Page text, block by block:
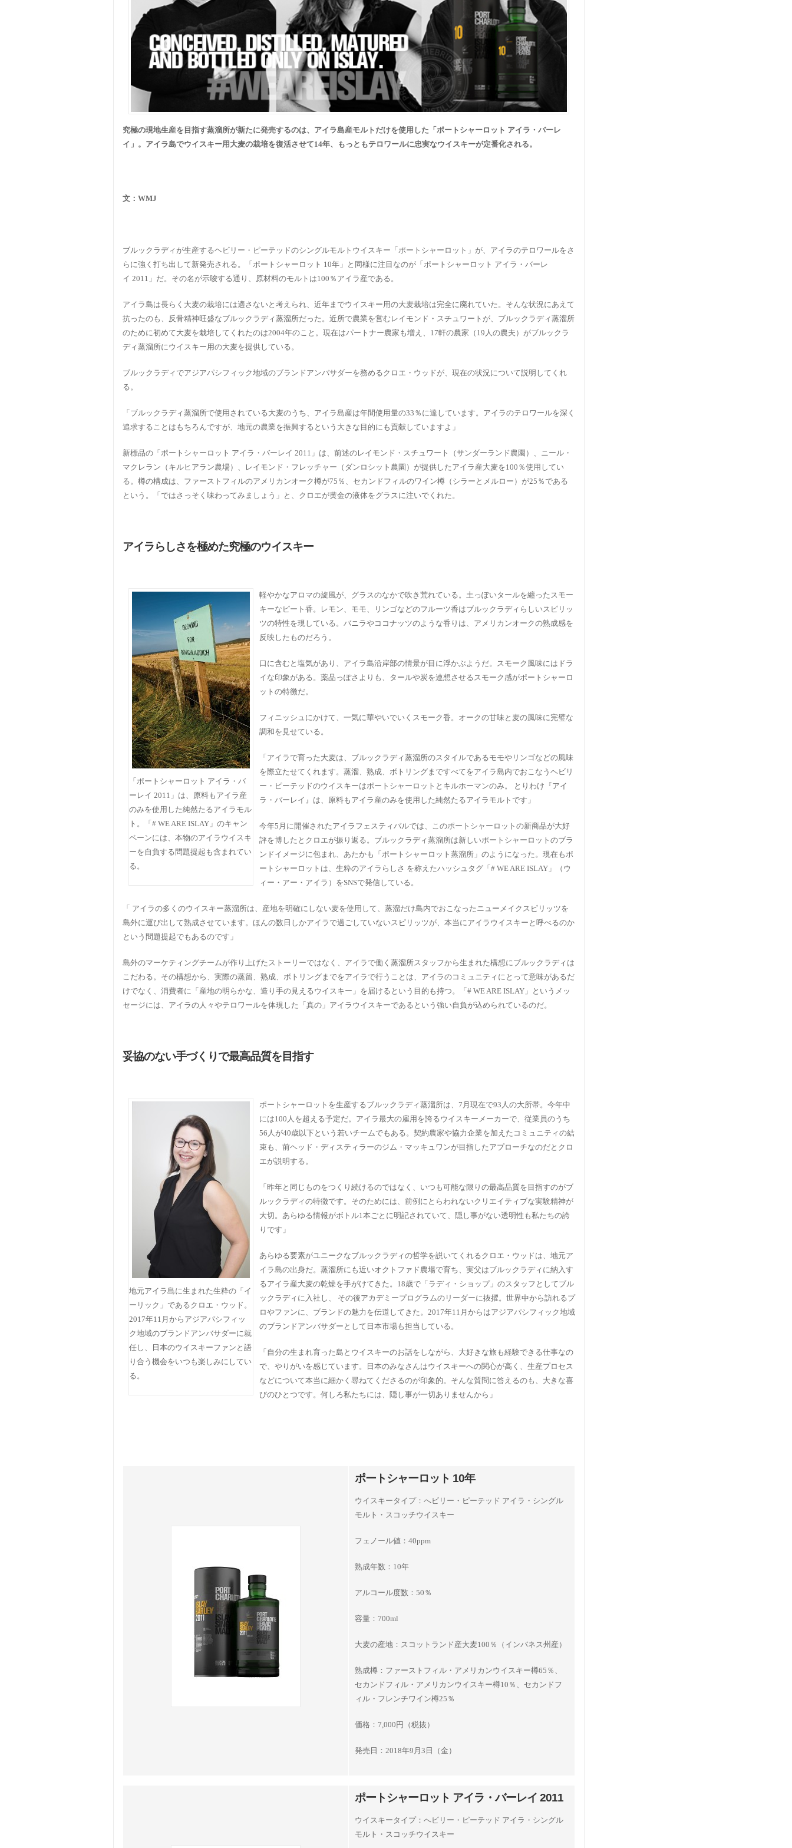
究極の現地生産を目指す蒸溜所が新たに発売するのは、アイラ島産モルトだけを使用した「ポートシャーロット アイラ・バーレ
イ」。アイラ島でウイスキー用大麦の栽培を復活させて14年、もっともテロワールに忠実なウイスキーが定番化される。
文： WMJ
ブルックラディが生産するヘビリー・ピーテッドのシングルモルトウイスキー「ポートシャーロット」が、アイラのテロワールをさ
らに強く打ち出して新発売される。「ポートシャーロット 10年」と同様に注目なのが「ポートシャーロット アイラ・バーレ
イ 2011」だ。その名が示唆する通り、原材料のモルトは100％アイラ産である。
アイラ島は長らく大麦の栽培には適さないと考えられ、近年までウイスキー用の大麦栽培は完全に廃れていた。そんな状況にあえて
抗ったのも、反骨精神旺盛なブルックラディ蒸溜所だった。近所で農業を営むレイモンド・スチュワートが、ブルックラディ蒸溜所
のために初めて大麦を栽培してくれたのは2004年のこと。現在はパートナー農家も増え、17軒の農家（19人の農夫）がブルックラ
ディ蒸溜所にウイスキー用の大麦を提供している。
ブルックラディでアジアパシフィック地域のブランドアンバサダーを務めるクロエ・ウッドが、現在の状況について説明してくれ
る。
「ブルックラディ蒸溜所で使用されている大麦のうち、アイラ島産は年間使用量の33％に達しています。アイラのテロワールを深く
追求することはもちろんですが、地元の農業を振興するという大きな目的にも貢献していますよ」
新標品の「ポートシャーロット アイラ・バーレイ 2011」は、前述のレイモンド・スチュワート（サンダーランド農園）、ニール・
マクレラン（キルヒアラン農場）、レイモンド・フレッチャー（ダンロシット農園）が提供したアイラ産大麦を100％使用してい
る。樽の構成は、ファーストフィルのアメリカンオーク樽が75％、セカンドフィルのワイン樽（シラーとメルロー）が25％である
という。「ではさっそく味わってみましょう」と、クロエが黄金の液体をグラスに注いでくれた。
アイラらしさを極めた究極のウイスキー
「ポートシャーロット アイラ・バ
ーレイ 2011」は、原料もアイラ産
のみを使用した純然たるアイラモル
ト。「# WE ARE ISLAY」のキャン
ペーンには、本物のアイラウイスキ
ーを自負する問題提起も含まれてい
る。
軽やかなアロマの旋風が、グラスのなかで吹き荒れている。土っぽいタールを纏ったスモー
キーなピート香。レモン、モモ、リンゴなどのフルーツ香はブルックラディらしいスピリッ
ツの特性を現している。バニラやココナッツのような香りは、アメリカンオークの熟成感を
反映したものだろう。
口に含むと塩気があり、アイラ島沿岸部の情景が目に浮かぶようだ。スモーク風味にはドラ
イな印象がある。薬品っぽさよりも、タールや炭を連想させるスモーク感がポートシャーロ
ットの特徴だ。
フィニッシュにかけて、一気に華やいでいくスモーク香。オークの甘味と麦の風味に完璧な
調和を見せている。
「アイラで育った大麦は、ブルックラディ蒸溜所のスタイルであるモモやリンゴなどの風味
を際立たせてくれます。蒸溜、熟成、ボトリングまですべてをアイラ島内でおこなうヘビリ
ー・ピーテッドのウイスキーはポートシャーロットとキルホーマンのみ。 とりわけ『アイ
ラ・バーレイ』は、原料もアイラ産のみを使用した純然たるアイラモルトです」
今年5月に開催されたアイラフェスティバルでは、このポートシャーロットの新商品が大好
評を博したとクロエが振り返る。ブルックラディ蒸溜所は新しいポートシャーロットのブラ
ンドイメージに包まれ、あたかも「ポートシャーロット蒸溜所」のようになった。現在もポ
ートシャーロットは、生粋のアイラらしさ を称えたハッシュタグ「# WE ARE ISLAY」（ウ
ィー・アー・アイラ）をSNSで発信している。
「 アイラの多くのウイスキー蒸溜所は、産地を明確にしない麦を使用して、蒸溜だけ島内でおこなったニューメイクスピリッツを
島外に運び出して熟成させています。ほんの数日しかアイラで過ごしていないスピリッツが、本当にアイラウイスキーと呼べるのか
という問題提起でもあるのです」
島外のマーケティングチームが作り上げたストーリーではなく、アイラで働く蒸溜所スタッフから生まれた構想にブルックラディは
こだわる。その構想から、実際の蒸留、熟成、ボトリングまでをアイラで行うことは、アイラのコミュニティにとって意味があるだ
けでなく、消費者に「産地の明らかな、造り手の見えるウイスキー」を届けるという目的も持つ。「# WE ARE ISLAY」というメッ
セージには、アイラの人々やテロワールを体現した「真の」アイラウイスキーであるという強い自負が込められているのだ。
妥協のない手づくりで最高品質を目指す
地元アイラ島に生まれた生粋の「イ
ーリック」であるクロエ・ウッド。
2017年11月からアジアパシフィッ
ク地域のブランドアンバサダーに就
任し、日本のウイスキーファンと語
り合う機会をいつも楽しみにしてい
る。
ポートシャーロットを生産するブルックラディ蒸溜所は、7月現在で93人の大所帯。今年中
には100人を超える予定だ。アイラ最大の雇用を誇るウイスキーメーカーで、従業員のうち
56人が40歳以下という若いチームでもある。契約農家や協力企業を加えたコミュニティの結
束も、前ヘッド・ディスティラーのジム・マッキュワンが目指したアプローチなのだとクロ
エが説明する。
「昨年と同じものをつくり続けるのではなく、いつも可能な限りの最高品質を目指すのがブ
ルックラディの特徴です。そのためには、前例にとらわれないクリエイティブな実験精神が
大切。あらゆる情報がボトル1本ごとに明記されていて、隠し事がない透明性も私たちの誇
りです」
あらゆる要素がユニークなブルックラディの哲学を説いてくれるクロエ・ウッドは、地元ア
イラ島の出身だ。蒸溜所にも近いオクトファド農場で育ち、実父はブルックラディに納入す
るアイラ産大麦の乾燥を手がけてきた。18歳で「ラディ・ショップ」のスタッフとしてブル
ックラディに入社し、 その後アカデミープログラムのリーダーに抜擢。世界中から訪れるプ
ロやファンに、ブランドの魅力を伝道してきた。2017年11月からはアジアパシフィック地域
のブランドアンバサダーとして日本市場も担当している。
「自分の生まれ育った島とウイスキーのお話をしながら、大好きな旅も経験できる仕事なの
で、やりがいを感じています。日本のみなさんはウイスキーへの関心が高く、生産プロセス
などについて本当に細かく尋ねてくださるのが印象的。そんな質問に答えるのも、大きな喜
びのひとつです。何しろ私たちには、隠し事が一切ありませんから」
ポートシャーロット 10年
ウイスキータイプ：へビリー・ピーテッド アイラ・シングル
モルト・スコッチウイスキー
フェノール値：40ppm
熟成年数：10年
アルコール度数：50％
容量：700ml
大麦の産地：スコットランド産大麦100％（インバネス州産）
熟成樽：ファーストフィル・アメリカンウイスキー樽65％、
セカンドフィル・アメリカンウイスキー樽10％、セカンドフ
ィル・フレンチワイン樽25％
価格：7,000円（税抜）
発売日：2018年9月3日（金）
ポートシャーロット アイラ・バーレイ 2011
ウイスキータイプ：へビリー・ピーテッド アイラ・シングル
モルト・スコッチウイスキー